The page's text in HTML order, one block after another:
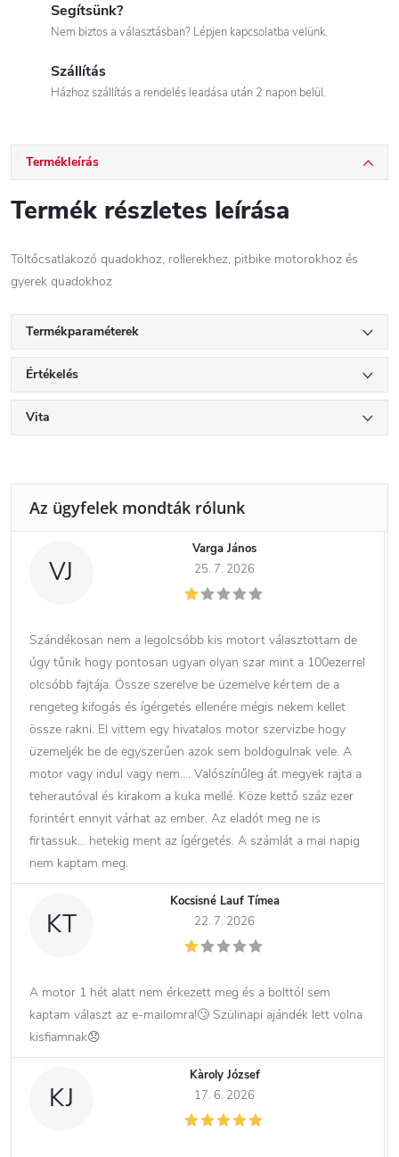
Segítsünk?
Nem biztos a választásban? Lépjen kapcsolatba velünk.
Szállítás
Házhoz szállítás a rendelés leadása után 2 napon belül.
Termékleírás
Termék részletes leírása
Töltőcsatlakozó quadokhoz, rollerekhez, pitbike motorokhoz és
gyerek quadokhoz
Termékparaméterek
Értékelés
Vita
VJ
Varga János
25. 7. 2026
Szándékosan nem a legolcsóbb kis motort választottam de
úgy tűnik hogy pontosan ugyan olyan szar mint a 100ezerrel
olcsóbb fajtája. Össze szerelve be üzemelve kértem de a
rengeteg kifogás és ígérgetés ellenére mégis nekem kellet
össze rakni. El vittem egy hivatalos motor szervizbe hogy
üzemeljék be de egyszerűen azok sem boldogulnak vele. A
motor vagy indul vagy nem…. Valószínűleg át megyek rajta a
teherautóval és kirakom a kuka mellé. Köze kettő száz ezer
forintért ennyit várhat az ember. Az eladót meg ne is
firtassuk… hetekig ment az ígérgetés. A számlát a mai napig
nem kaptam meg.
KT
Kocsisné Lauf Tímea
22. 7. 2026
A motor 1 hét alatt nem érkezett meg és a bolttól sem
kaptam választ az e-mailomra!🙄 Szülinapi ajándék lett volna
kisfiamnak😞
KJ
Kàroly József
17. 6. 2026